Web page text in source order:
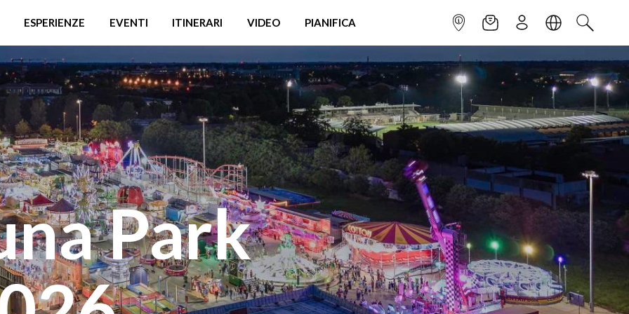
ESPERIENZE EVENTI ITINERARI VIDEO PIANIFICA INFOPOINTNEWSLETTER
ISCRIVITILINGUACERCA
Park